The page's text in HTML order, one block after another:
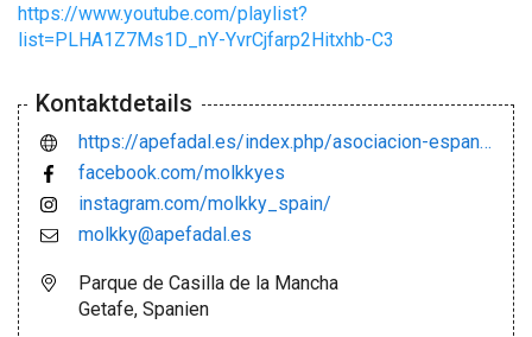
https://www.youtube.com/playlist?
list=PLHA1Z7Ms1D_nY-YvrCjfarp2Hitxhb-C3
Kontaktdetails
https://apefadal.es/index.php/asociacion-espanola-de-molkky/
facebook.com/molkkyes
instagram.com/molkky_spain/
molkky@apefadal.es
Parque de Casilla de la Mancha
Getafe, Spanien